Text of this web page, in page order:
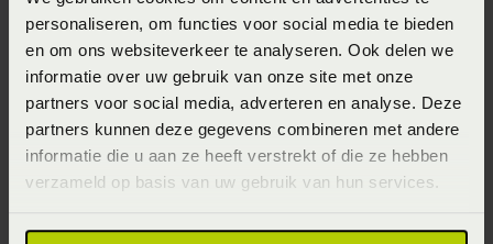
personaliseren, om functies voor social media te bieden
en om ons websiteverkeer te analyseren. Ook delen we
informatie over uw gebruik van onze site met onze
partners voor social media, adverteren en analyse. Deze
partners kunnen deze gegevens combineren met andere
informatie die u aan ze heeft verstrekt of die ze hebben
verzameld op basis van uw gebruik van hun services.
bij fysieke klachten
Langer comfort: De instelbaarheid zorgt ervoor dat
als je matras ouder wordt en minder lekker ligt, je
nog een aanpassing aan de bodem kunt doen om het
comfort te verbeteren.
Samen individueel slapen: De bodem kan per
persoon aangepast worden waardoor je in één groot